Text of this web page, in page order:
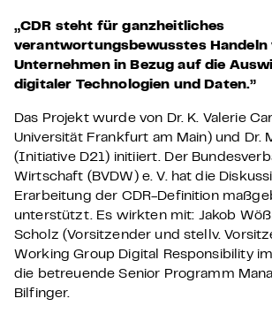
„CDR steht für ganzheitliches
verantwortungsbewusstes Handeln
Unternehmen in Bezug auf die
digitaler Technologien und Daten.”
Das Projekt wurde von Dr. K. Valerie
Universität Frankfurt am Main) und Dr.
(Initiative D21) initiiert. Der
Wirtschaft (BVDW) e. V. hat die
Erarbeitung der CDR-Definition
unterstützt. Es wirkten mit: Jakob
Scholz (Vorsitzender und stellv.
Working Group Digital Responsibility
die betreuende Senior Programm
Bilfinger.